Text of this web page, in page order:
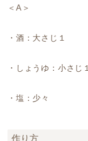
＜A＞
・酒：大さじ１
・しょうゆ：小さじ１
・塩：少々
作り方